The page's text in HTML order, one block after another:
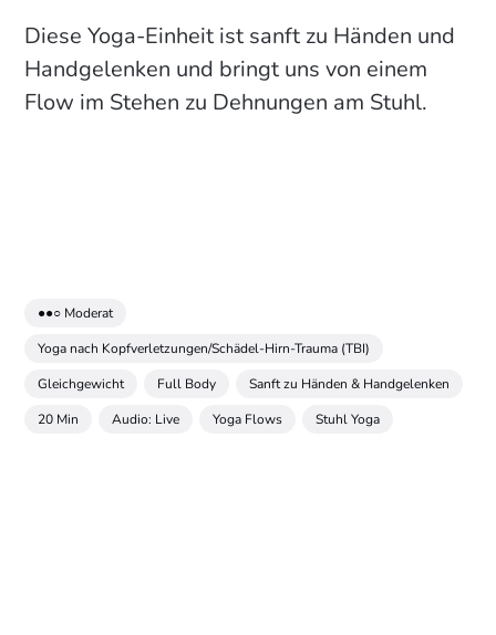
Diese Yoga-Einheit ist sanft zu Händen und
Handgelenken und bringt uns von einem
Flow im Stehen zu Dehnungen am Stuhl.
●●○ Moderat
Yoga nach Kopfverletzungen/Schädel-Hirn-Trauma (TBI)
Gleichgewicht
Full Body
Sanft zu Händen & Handgelenken
20 Min
Audio: Live Yoga Flows Stuhl Yoga